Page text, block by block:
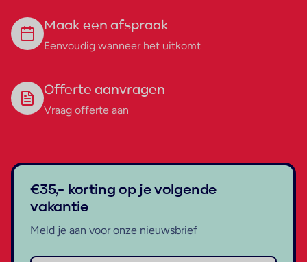
Maak een afspraak
Eenvoudig wanneer het uitkomt
Offerte aanvragen
Vraag offerte aan
€35,- korting op je volgende
vakantie
Meld je aan voor onze nieuwsbrief